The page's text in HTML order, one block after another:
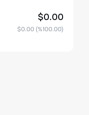
$0.00
$0.00(%100.00)